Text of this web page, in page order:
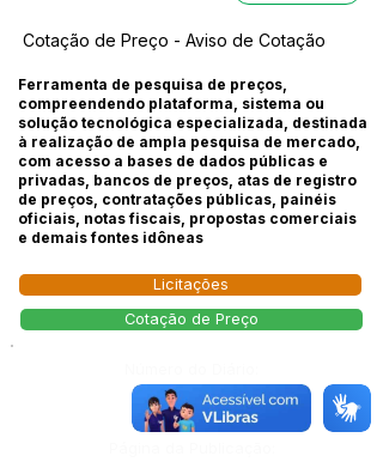
Cotação de Preço - Aviso de Cotação
Ferramenta de pesquisa de preços,
compreendendo plataforma, sistema ou
solução tecnológica especializada, destinada
à realização de ampla pesquisa de mercado,
com acesso a bases de dados públicas e
privadas, bancos de preços, atas de registro
de preços, contratações públicas, painéis
oficiais, notas fiscais, propostas comerciais
e demais fontes idôneas
Licitações
Cotação de Preço
14188